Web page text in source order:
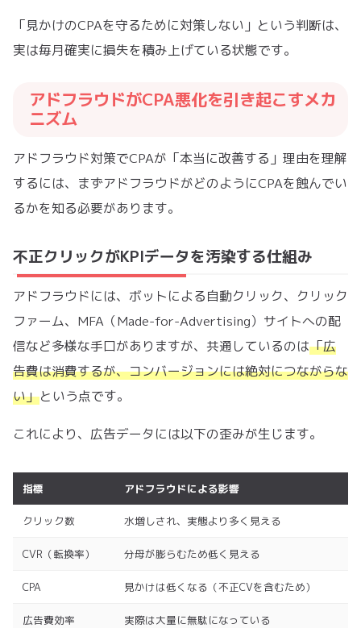
「見かけのCPAを守るために対策しない」という判断は、
実は毎月確実に損失を積み上げている状態です。
アドフラウドがCPA悪化を引き起こすメカ
ニズム
アドフラウド対策でCPAが「本当に改善する」理由を理解
するには、まずアドフラウドがどのようにCPAを蝕んでい
るかを知る必要があります。
不正クリックがKPIデータを汚染する仕組み
アドフラウドには、ボットによる自動クリック、クリック
ファーム、MFA（Made-for-Advertising）サイトへの配
信など多様な手口がありますが、共通しているのは「広
告費は消費するが、コンバージョンには絶対につながらな
い」という点です。
これにより、広告データには以下の歪みが生じます。
指標 アドフラウドによる影響
クリック数 水増しされ、実態より多く見える
CVR（転換率） 分母が膨らむため低く見える
CPA 見かけは低くなる（不正CVを含むため）
広告費効率 実際は大量に無駄になっている